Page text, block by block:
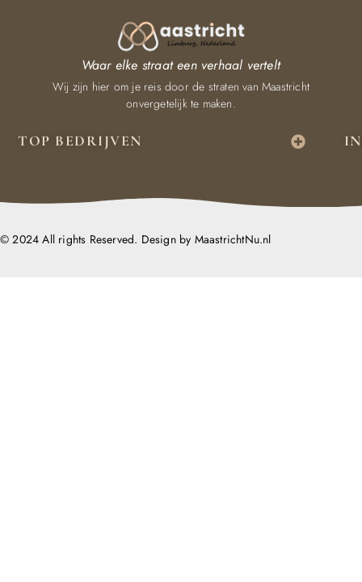
TOP BEDRIJVEN
Waar elke straat een verhaal vertelt
Wij zijn hier om je reis door de straten van Maastricht
onvergetelijk te maken.
© 2024 All rights Reserved. Design by MaastrichtNu.nl